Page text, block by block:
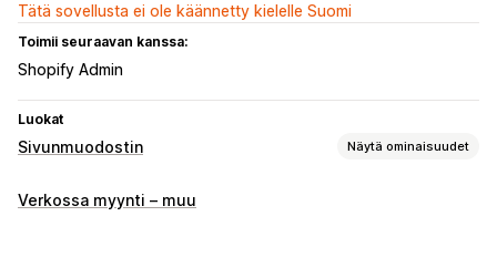
Tätä sovellusta ei ole käännetty kielelle Suomi
Toimii seuraavan kanssa:
Shopify Admin
Luokat
Sivunmuodostin Näytä ominaisuudet
Sivutyypit
Verkossa myynti – muu